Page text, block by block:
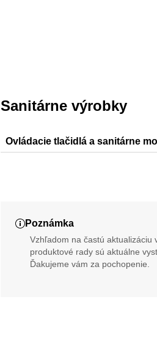
Sanitárne výrobky
Ovládacie tlačidlá a sanitárne
Poznámka
Vzhľadom na častú aktualizáciu
produktové rady sú aktuálne
Ďakujeme vám za pochopenie.